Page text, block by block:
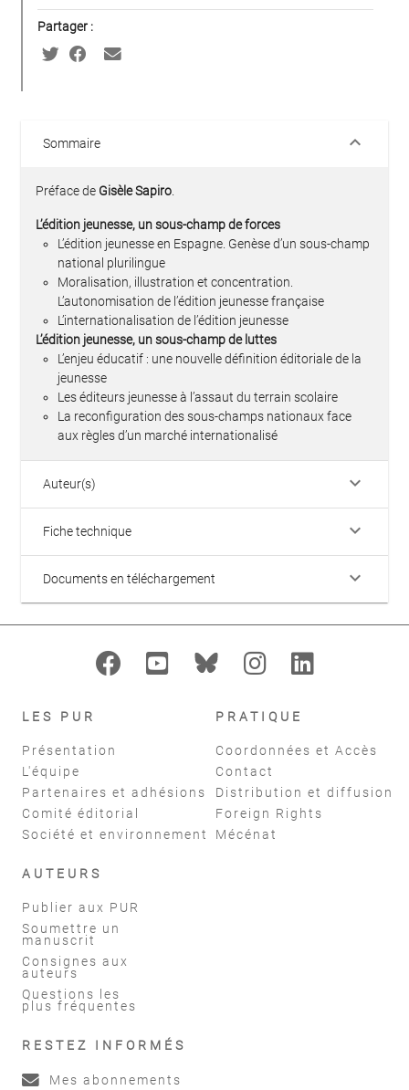
Partager :
Sommaire keyboard_arrow_down
Préface de Gisèle Sapiro
L’édition jeunesse, un sous-champ de forces
L’édition jeunesse en Espagne. Genèse d’un sous-champ
national plurilingue
Moralisation, illustration et concentration.
L’autonomisation de l’édition jeunesse française
L’internationalisation de l’édition jeunesse
L’édition jeunesse, un sous-champ de luttes
L’enjeu éducatif : une nouvelle définition éditoriale de la
jeunesse
Les éditeurs jeunesse à l’assaut du terrain scolaire
La reconfiguration des sous-champs nationaux face
aux règles d’un marché internationalisé
Auteur(s) keyboard_arrow_down
Fiche technique keyboard_arrow_down
Documents en téléchargement keyboard_arrow_down
LES PUR
Présentation
L'équipe
Partenaires et adhésions
Comité éditorial
Société et environnement
PRATIQUE
Coordonnées et Accès
Contact
Distribution et diffusion
Foreign Rights
Mécénat
AUTEURS
Publier aux PUR
Soumettre un
manuscrit
Consignes aux
auteurs
Questions les
plus fréquentes
RESTEZ INFORMÉS
Mes abonnements